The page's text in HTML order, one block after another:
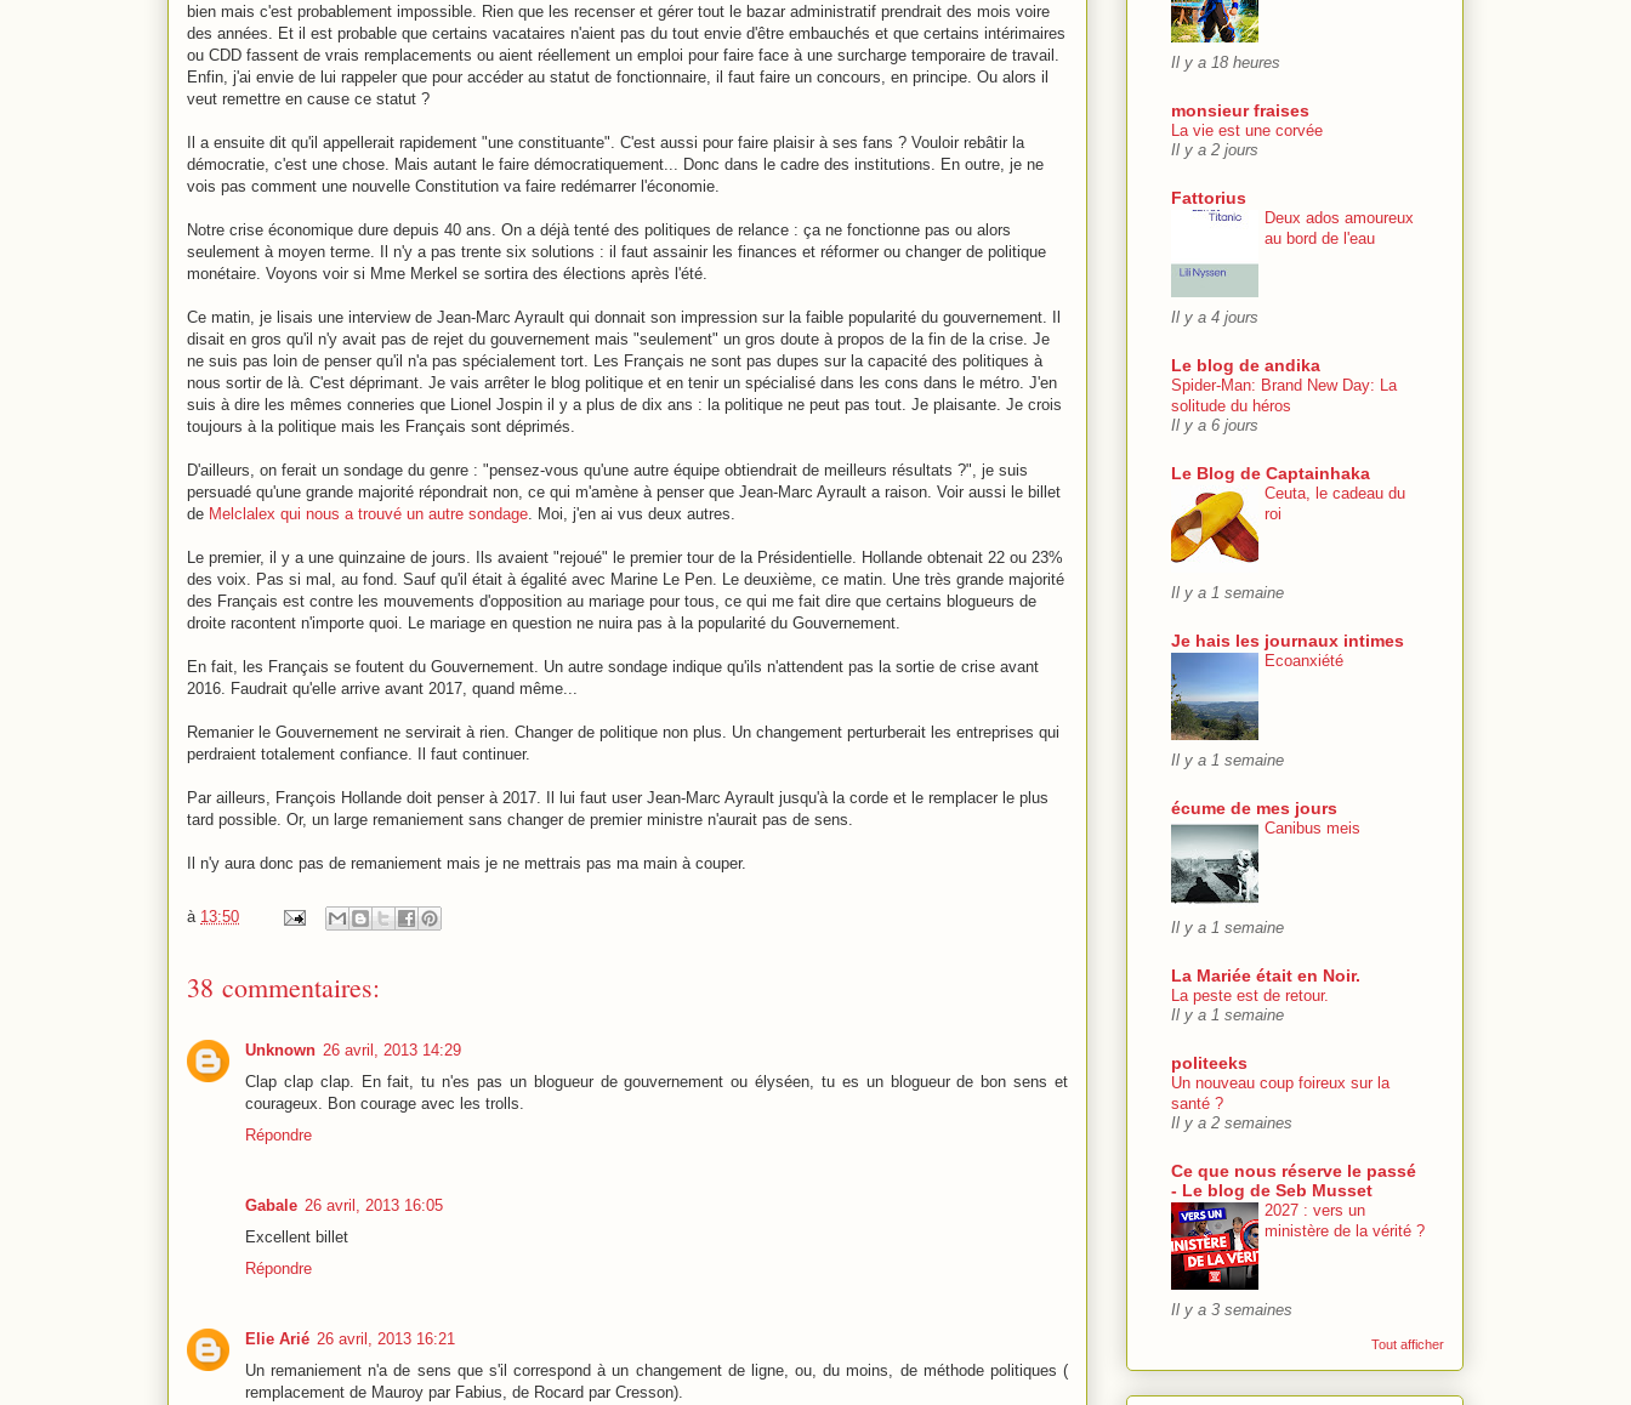
bien mais c'est probablement impossible. Rien que les recenser et gérer tout le bazar administratif prendrait des mois voire
des années. Et il est probable que certains vacataires n'aient pas du tout envie d'être embauchés et que certains intérimaires
ou CDD fassent de vrais remplacements ou aient réellement un emploi pour faire face à une surcharge temporaire de travail.
Enfin, j'ai envie de lui rappeler que pour accéder au statut de fonctionnaire, il faut faire un concours, en principe. Ou alors il
veut remettre en cause ce statut ?
Il a ensuite dit qu'il appellerait rapidement "une constituante". C'est aussi pour faire plaisir à ses fans ? Vouloir rebâtir la
démocratie, c'est une chose. Mais autant le faire démocratiquement... Donc dans le cadre des institutions. En outre, je ne
vois pas comment une nouvelle Constitution va faire redémarrer l'économie.
Notre crise économique dure depuis 40 ans. On a déjà tenté des politiques de relance : ça ne fonctionne pas ou alors
seulement à moyen terme. Il n'y a pas trente six solutions : il faut assainir les finances et réformer ou changer de politique
monétaire. Voyons voir si Mme Merkel se sortira des élections après l'été.
Ce matin, je lisais une interview de Jean-Marc Ayrault qui donnait son impression sur la faible popularité du gouvernement. Il
disait en gros qu'il n'y avait pas de rejet du gouvernement mais "seulement" un gros doute à propos de la fin de la crise. Je
ne suis pas loin de penser qu'il n'a pas spécialement tort. Les Français ne sont pas dupes sur la capacité des politiques à
nous sortir de là. C'est déprimant. Je vais arrêter le blog politique et en tenir un spécialisé dans les cons dans le métro. J'en
suis à dire les mêmes conneries que Lionel Jospin il y a plus de dix ans : la politique ne peut pas tout. Je plaisante. Je crois
toujours à la politique mais les Français sont déprimés.
D'ailleurs, on ferait un sondage du genre : "pensez-vous qu'une autre équipe obtiendrait de meilleurs résultats ?", je suis
persuadé qu'une grande majorité répondrait non, ce qui m'amène à penser que Jean-Marc Ayrault a raison. Voir aussi le billet
de Melclalex qui nous a trouvé un autre sondage . Moi, j'en ai vus deux autres.
Le premier, il y a une quinzaine de jours. Ils avaient "rejoué" le premier tour de la Présidentielle. Hollande obtenait 22 ou 23%
des voix. Pas si mal, au fond. Sauf qu'il était à égalité avec Marine Le Pen. Le deuxième, ce matin. Une très grande majorité
des Français est contre les mouvements d'opposition au mariage pour tous, ce qui me fait dire que certains blogueurs de
droite racontent n'importe quoi. Le mariage en question ne nuira pas à la popularité du Gouvernement.
En fait, les Français se foutent du Gouvernement. Un autre sondage indique qu'ils n'attendent pas la sortie de crise avant
2016. Faudrait qu'elle arrive avant 2017, quand même...
Remanier le Gouvernement ne servirait à rien. Changer de politique non plus. Un changement perturberait les entreprises qui
perdraient totalement confiance. Il faut continuer.
Par ailleurs, François Hollande doit penser à 2017. Il lui faut user Jean-Marc Ayrault jusqu'à la corde et le remplacer le plus
tard possible. Or, un large remaniement sans changer de premier ministre n'aurait pas de sens.
Il n'y aura donc pas de remaniement mais je ne mettrais pas ma main à couper.
à 13:50
38 commentaires:
Unknown 26 avril, 2013 14:29
Clap clap clap. En fait, tu n'es pas un blogueur de gouvernement ou élyséen, tu es un blogueur de bon sens et
courageux. Bon courage avec les trolls.
Répondre
Gabale 26 avril, 2013 16:05
Excellent billet
Répondre
Elie Arié 26 avril, 2013 16:21
Un remaniement n'a de sens que s'il correspond à un changement de ligne, ou, du moins, de méthode politiques (
remplacement de Mauroy par Fabius, de Rocard par Cresson).
Il y a 18 heures
monsieur fraises
La vie est une corvée
Il y a 2 jours
Fattorius
Deux ados amoureux
au bord de l'eau
Il y a 4 jours
Le blog de andika
Spider-Man: Brand New Day: La
solitude du héros
Il y a 6 jours
Le Blog de Captainhaka
Ceuta, le cadeau du
roi
Il y a 1 semaine
Je hais les journaux intimes
Ecoanxiété
Il y a 1 semaine
écume de mes jours
Canibus meis
Il y a 1 semaine
La Mariée était en Noir.
La peste est de retour.
Il y a 1 semaine
politeeks
Un nouveau coup foireux sur la
santé ?
Il y a 2 semaines
Ce que nous réserve le passé
- Le blog de Seb Musset
2027 : vers un
ministère de la vérité ?
Il y a 3 semaines
Tout afficher